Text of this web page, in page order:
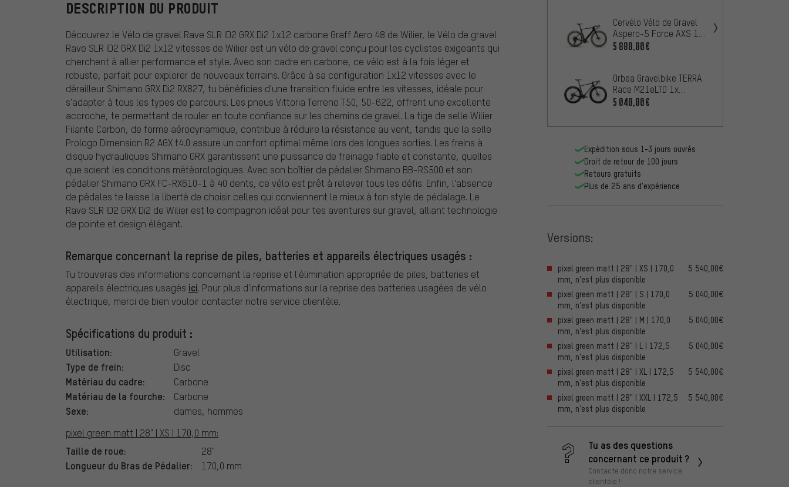
DESCRIPTION DU PRODUIT
Découvrez le Vélo de gravel Rave SLR ID2 GRX Di2 1x12 carbone Graff Aero 48 de Wilier, le Vélo de gravel
Rave SLR ID2 GRX Di2 1x12 vitesses de Wilier est un vélo de gravel conçu pour les cyclistes exigeants qui
cherchent à allier performance et style. Avec son cadre en carbone, ce vélo est à la fois léger et
robuste, parfait pour explorer de nouveaux terrains. Grâce à sa configuration 1x12 vitesses avec le
dérailleur Shimano GRX Di2 RX827, tu bénéficies d'une transition fluide entre les vitesses, idéale pour
s'adapter à tous les types de parcours. Les pneus Vittoria Terreno T50, 50-622, offrent une excellente
accroche, te permettant de rouler en toute confiance sur les chemins de gravel. La tige de selle Wilier
Filante Carbon, de forme aérodynamique, contribue à réduire la résistance au vent, tandis que la selle
Prologo Dimension R2 AGX t4.0 assure un confort optimal même lors des longues sorties. Les freins à
disque hydrauliques Shimano GRX garantissent une puissance de freinage fiable et constante, quelles
que soient les conditions météorologiques. Avec son boîtier de pédalier Shimano BB-RS500 et son
pédalier Shimano GRX FC-RX610-1 à 40 dents, ce vélo est prêt à relever tous les défis. Enfin, l'absence
de pédales te laisse la liberté de choisir celles qui conviennent le mieux à ton style de pédalage. Le
Rave SLR ID2 GRX Di2 de Wilier est le compagnon idéal pour tes aventures sur gravel, alliant technologie
de pointe et design élégant.
Remarque concernant la reprise de piles, batteries et appareils électriques usagés :
Tu trouveras des informations concernant la reprise et l'élimination appropriée de piles, batteries et
appareils électriques usagés ici. Pour plus d'informations sur la reprise des batteries usagées de vélo
électrique, merci de bien vouloir contacter notre service clientèle.
Spécifications du produit :
Utilisation: Gravel
Type de frein: Disc
Matériau du cadre: Carbone
Matériau de la fourche: Carbone
Sexe:
dames, hommes
pixel green matt | 28" | XS | 170,0 mm:
Taille de roue: 28"
Longueur du Bras de Pédalier: 170,0 mm
Cervélo Vélo de Gravel
Aspero-5 Force AXS 1
Carbone
5 880,00€
Orbea Gravelbike TERRA
Race M21eLTD 1x
Carbon 28"
5 040,00€
Expédition sous 1-3 jours ouvrés
Droit de retour de 100 jours
Retours gratuits
Plus de 25 ans d'expérience
Versions:
pixel green matt | 28" | XS | 170,0
mm, n’est plus disponible
5 540,00€
pixel green matt | 28" | S | 170,0
mm, n’est plus disponible
5 040,00€
pixel green matt | 28" | M | 170,0
mm, n’est plus disponible
5 040,00€
pixel green matt | 28" | L | 172,5
mm, n’est plus disponible
5 040,00€
pixel green matt | 28" | XL | 172,5
mm, n’est plus disponible
5 540,00€
pixel green matt | 28" | XXL | 172,5
mm, n’est plus disponible
5 540,00€
Tu as des questions
concernant ce produit ?
Contacte donc notre service
clientèle !